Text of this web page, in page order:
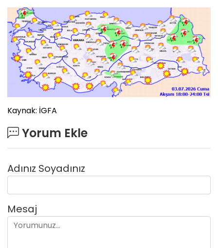
Kaynak: İGFA
Yorum Ekle
Adınız Soyadınız
Mesaj